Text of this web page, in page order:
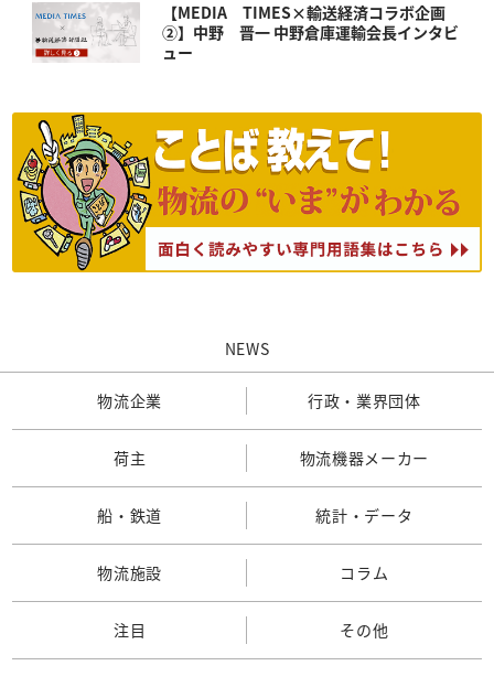
【MEDIA TIMES×輸送経済コラボ企画
②】中野 晋一 中野倉庫運輸会長インタビ
ュー
NEWS
物流企業 行政・業界団体
荷主 物流機器メーカー
船・鉄道 統計・データ
物流施設 コラム
注目 その他